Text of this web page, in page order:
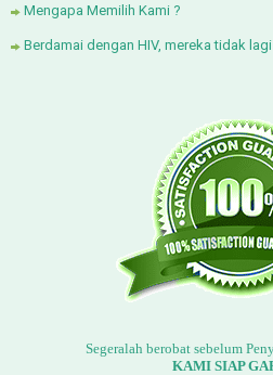
Mengapa Memilih Kami ?
Berdamai dengan HIV, mereka tidak
Segeralah berobat sebelum
KAMI SIAP